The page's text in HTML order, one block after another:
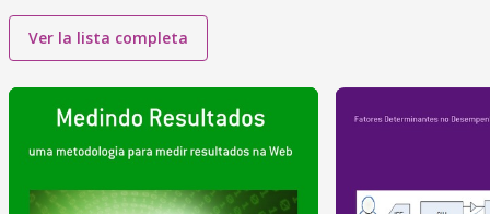
Ver la lista completa